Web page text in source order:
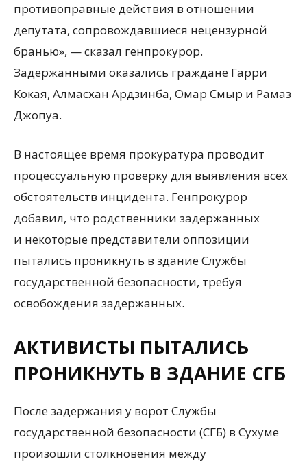
противоправные действия в отношении
депутата, сопровождавшиеся нецензурной
бранью», — сказал генпрокурор.
Задержанными оказались граждане Гарри
Кокая, Алмасхан Ардзинба, Омар Смыр и Рамаз
Джопуа.
В настоящее время прокуратура проводит
процессуальную проверку для выявления всех
обстоятельств инцидента. Генпрокурор
добавил, что родственники задержанных
и некоторые представители оппозиции
пытались проникнуть в здание Службы
государственной безопасности, требуя
освобождения задержанных.
АКТИВИСТЫ ПЫТАЛИСЬ
ПРОНИКНУТЬ В ЗДАНИЕ СГБ
После задержания у ворот Службы
государственной безопасности (СГБ) в Сухуме
произошли столкновения между